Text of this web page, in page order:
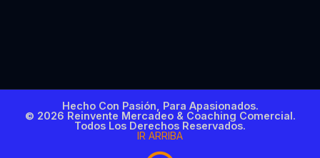
Hecho Con Pasión, Para Apasionados.
© 2026 Reinvente Mercadeo & Coaching Comercial.
Todos Los Derechos Reservados.
IR ARRIBA